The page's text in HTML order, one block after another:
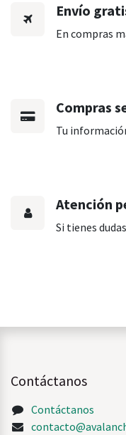
Envío
En compras
Compras
Tu
Atención
Si tienes
Contáctanos
Contáctanos